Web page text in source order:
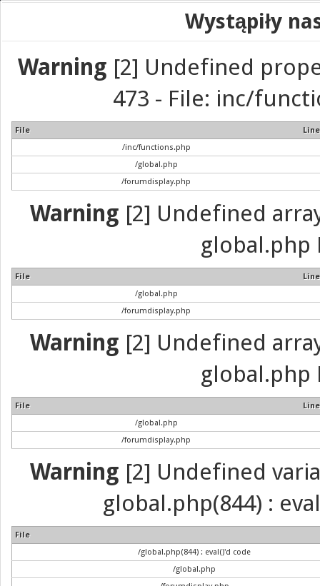
Wystąpiły
Warning [2] Undefined
473 - File: inc/
File
Line
/inc/functions.php
/global.php
/forumdisplay.php
Warning [2] Undefined
global.php
File
Line
/global.php
/forumdisplay.php
Warning [2] Undefined
global.php
File
Line
/global.php
/forumdisplay.php
Warning [2] Undefined
global.php(844) :
File
/global.php(844) : eval()'d code
/global.php